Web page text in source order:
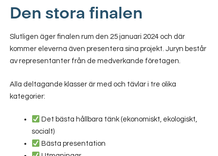
Den stora finalen
Slutligen äger finalen rum den 25 januari 2024 och där
kommer eleverna även presentera sina projekt. Juryn består
av representanter från de medverkande företagen.
Alla deltagande klasser är med och tävlar i tre olika
kategorier:
Det bästa hållbara tänk (ekonomiskt, ekologiskt,
socialt)
Bästa presentation